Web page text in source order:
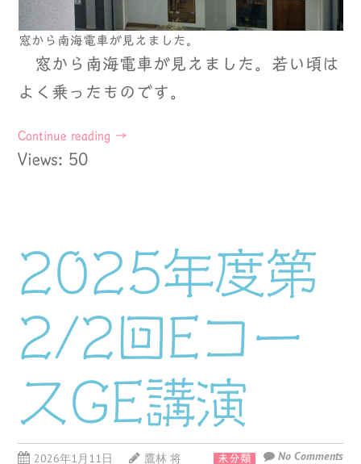
窓から南海電車が見えました。
窓から南海電車が見えました。若い頃は
よく乗ったものです。
Continue reading →
Views: 50
2025年度第
2/2回Eコー
スGE講演
2026年1月11日 鷹林 将 未分類 No Comments